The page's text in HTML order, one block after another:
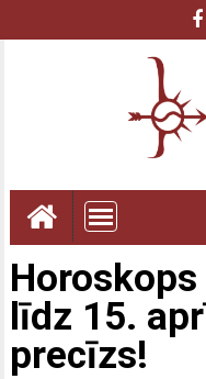
līdz 15.
precīzs!